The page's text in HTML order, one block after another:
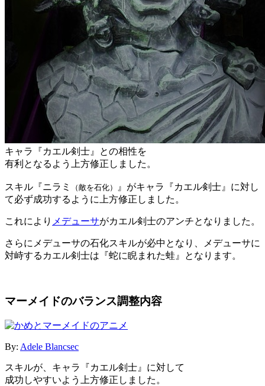
キャラ『カエル剣士』との相性を
有利となるよう上方修正しました。
スキル『ニラミ （敵を石化）
』がキャラ『カエル剣士』に対し
て必ず成功するように上方修正しました。
これにより メデューサがカエル剣士のアンチとなりました。
さらにメデューサの石化スキルが必中となり、メデューサに
対峙するカエル剣士は『蛇に睨まれた蛙』となります。
マーメイドのバランス調整内容
By: Adele Blancsec
スキルが、キャラ『カエル剣士』に対して
成功しやすいよう上方修正しました。